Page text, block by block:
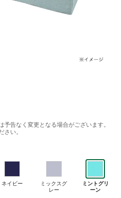
告なく変更となる場合がございます。
さい。
ネイビー
ミックスグ
レー
ミントグリ
ーン